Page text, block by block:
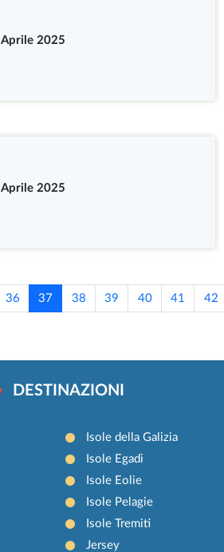
Aprile 2025
Aprile 2025
36 37 38 39 40 41 42
DESTINAZIONI
Isole della Galizia
Isole Egadi
Isole Eolie
Isole Pelagie
Isole Tremiti
Jersey